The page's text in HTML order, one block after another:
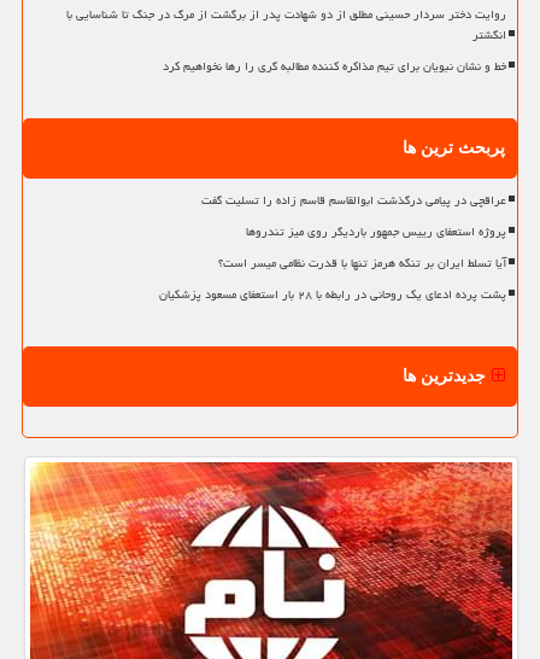
روایت دختر سردار حسینی مطلق از دو شهادت پدر از برگشت از مرگ در جنگ تا شناسایی با
انگشتر
خط و نشان نبویان برای تیم مذاکره کننده مطالبه گری را رها نخواهیم کرد
پربحث ترین ها
عراقچی در پیامی درگذشت ابوالقاسم قاسم زاده را تسلیت گفت
پروژه استعفای رییس جمهور باردیگر روی میز تندروها
آیا تسلط ایران بر تنگه هرمز تنها با قدرت نظامی میسر است؟
پشت پرده ادعای یک روحانی در رابطه با ۲۸ بار استعفای مسعود پزشکیان
جدیدترین ها